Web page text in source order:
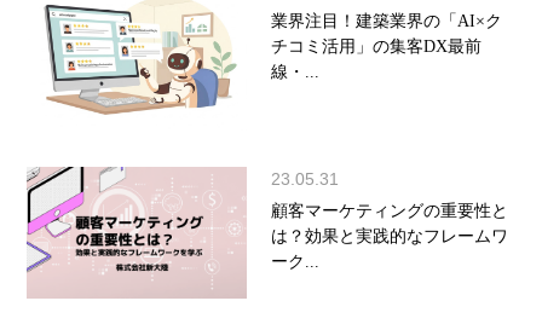
業界注目！建築業界の「AI×ク
チコミ活用」の集客DX最前
線・...
23.05.31
顧客マーケティングの重要性と
は？効果と実践的なフレームワ
ーク...